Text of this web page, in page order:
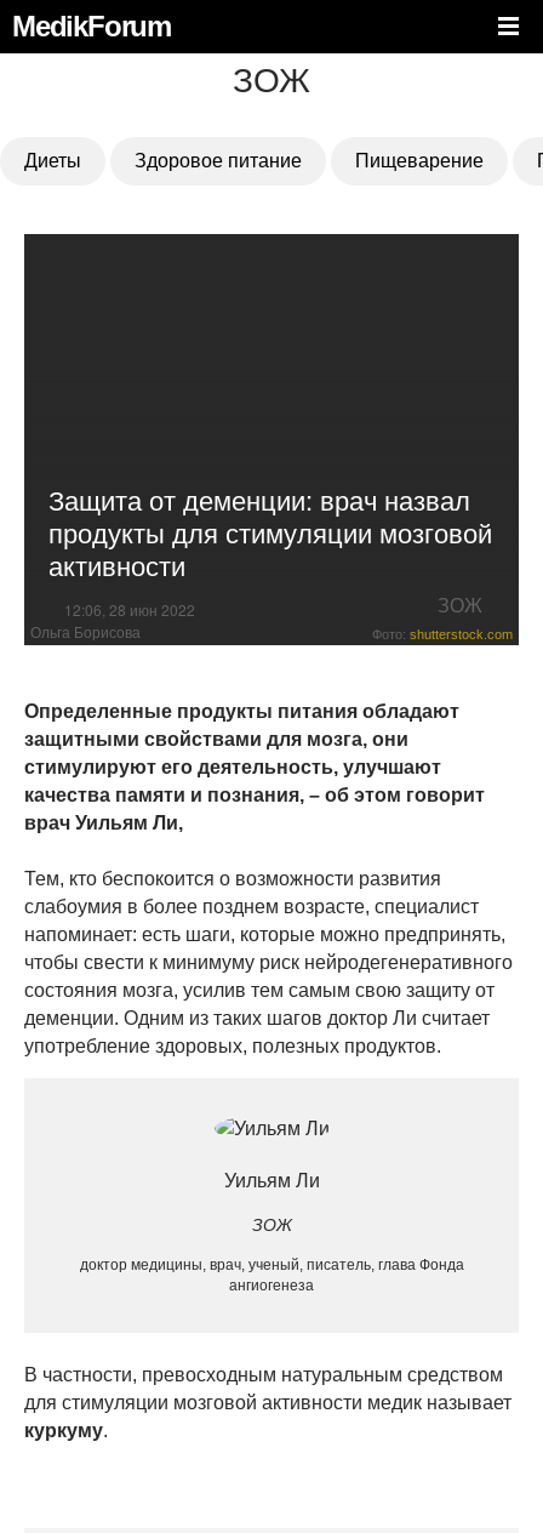
MedikForum
ЗОЖ
Диеты Здоровое питание Пищеварение
Защита от деменции: врач назвал
продукты для стимуляции мозговой
активности
12:06, 28 июн 2022 ЗОЖ
Ольга Борисова Фото: shutterstock.com
Определенные продукты питания обладают
защитными свойствами для мозга, они
стимулируют его деятельность, улучшают
качества памяти и познания, – об этом говорит
врач Уильям Ли,
Тем, кто беспокоится о возможности развития
слабоумия в более позднем возрасте, специалист
напоминает: есть шаги, которые можно предпринять,
чтобы свести к минимуму риск нейродегенеративного
состояния мозга, усилив тем самым свою защиту от
деменции. Одним из таких шагов доктор Ли считает
употребление здоровых, полезных продуктов.
Уильям Ли
ЗОЖ
доктор медицины, врач, ученый, писатель, глава Фонда
ангиогенеза
В частности, превосходным натуральным средством
для стимуляции мозговой активности медик называет
куркуму.